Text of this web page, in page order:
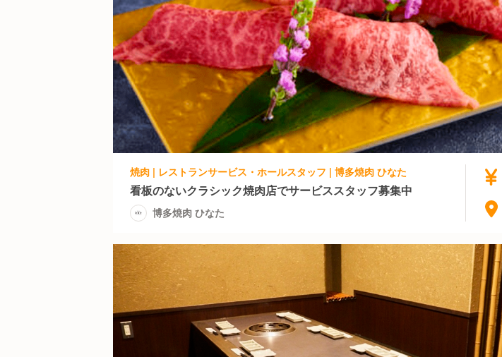
焼肉 | レストランサービス・ホールスタッフ | 博多焼肉 ひなた
看板のないクラシック焼肉店でサービススタッフ募集中
博多焼肉 ひなた